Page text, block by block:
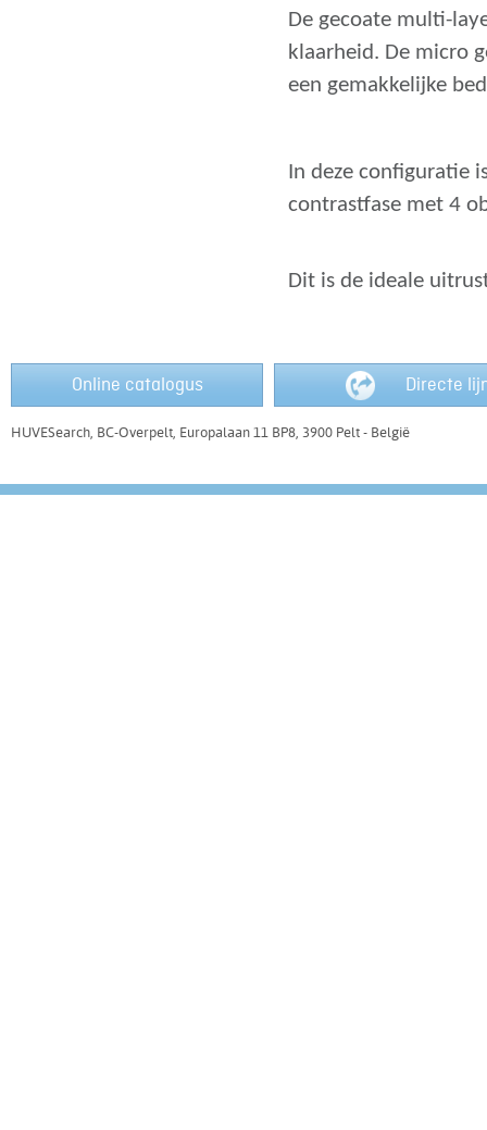
De gecoate multi-
klaarheid. De micro
een gemakkelijke
In deze configuratie
contrastfase met 4
Dit is de ideale
Online catalogus Directe
HUVESearch, BC-Overpelt, Europalaan 11 BP8, 3900 Pelt - België